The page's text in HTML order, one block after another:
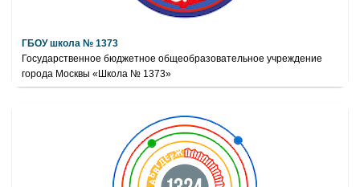
ГБОУ школа № 1373
Государственное бюджетное общеобразовательное учреждение
города Москвы «Школа № 1373»